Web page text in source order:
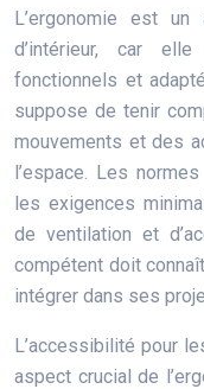
L’ergonomie est
d’intérieur, car
fonctionnels et
suppose de tenir
mouvements et des
l’espace. Les
les exigences
de ventilation et
compétent doit
intégrer dans ses
L’accessibilité pour
aspect crucial de